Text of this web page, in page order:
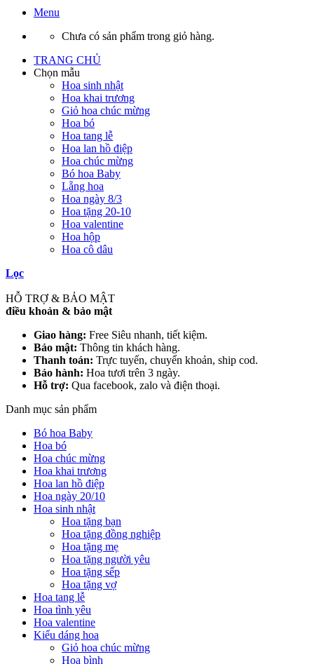
Menu
Chưa có sản phẩm trong giỏ hàng.
TRANG CHỦ
Chọn mẫu
Hoa sinh nhật
Hoa khai trương
Giỏ hoa chúc mừng
Hoa bó
Hoa tang lễ
Hoa lan hồ điệp
Hoa chúc mừng
Bó hoa Baby
Lẵng hoa
Hoa ngày 8/3
Hoa tặng 20-10
Hoa valentine
Hoa hộp
Hoa cô dâu
Lọc
HỖ TRỢ & BẢO MẬT
điều khoản & bảo mật
Giao hàng: Free Siêu nhanh, tiết kiệm.
Bảo mật: Thông tin khách hàng.
Thanh toán: Trực tuyến, chuyển khoản, ship cod.
Bảo hành: Hoa tươi trên 3 ngày.
Hỗ trợ: Qua facebook, zalo và điện thoại.
Danh mục sản phẩm
Bó hoa Baby
Hoa bó
Hoa chúc mừng
Hoa khai trương
Hoa lan hồ điệp
Hoa ngày 20/10
Hoa sinh nhật
Hoa tặng bạn
Hoa tặng đồng nghiệp
Hoa tặng mẹ
Hoa tặng người yêu
Hoa tặng sếp
Hoa tặng vợ
Hoa tang lễ
Hoa tình yêu
Hoa valentine
Kiểu dáng hoa
Giỏ hoa chúc mừng
Hoa bình